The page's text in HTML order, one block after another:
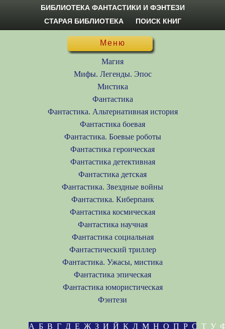
БИБЛИОТЕКА ФАНТАСТИКИ И ФЭНТЕЗИ
СТАРАЯ БИБЛИОТЕКА
ПОИСК КНИГ
Меню
Магия
Мифы. Легенды. Эпос
Мистика
Фантастика
Фантастика. Альтернативная история
Фантастика боевая
Фантастика. Боевые роботы
Фантастика героическая
Фантастика детективная
Фантастика детская
Фантастика. Звездные войны
Фантастика. Киберпанк
Фантастика космическая
Фантастика научная
Фантастика социальная
Фантастический триллер
Фантастика. Ужасы, мистика
Фантастика эпическая
Фантастика юмористическая
Фэнтези
А Б В Г Д Е Ж З И Й К Л М Н О П Р С Т У